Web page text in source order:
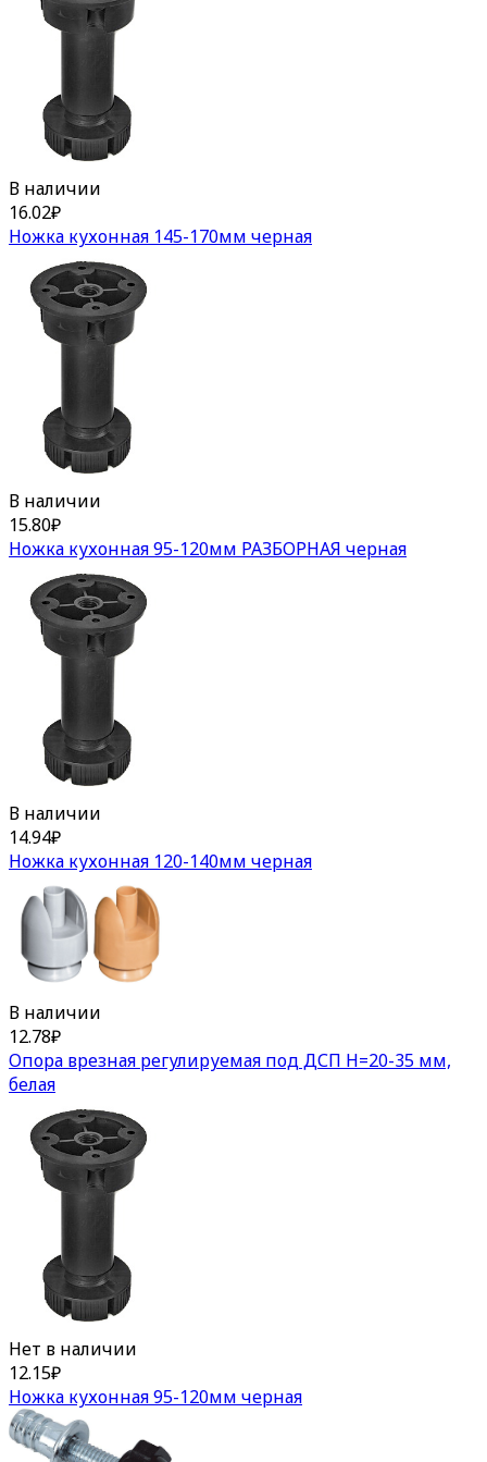
В наличии
16.02₽
Ножка кухонная 145-170мм черная
В наличии
15.80₽
Ножка кухонная 95-120мм РАЗБОРНАЯ черная
В наличии
14.94₽
Ножка кухонная 120-140мм черная
В наличии
12.78₽
Опора врезная регулируемая под ДСП Н=20-35 мм,
белая
Нет в наличии
12.15₽
Ножка кухонная 95-120мм черная